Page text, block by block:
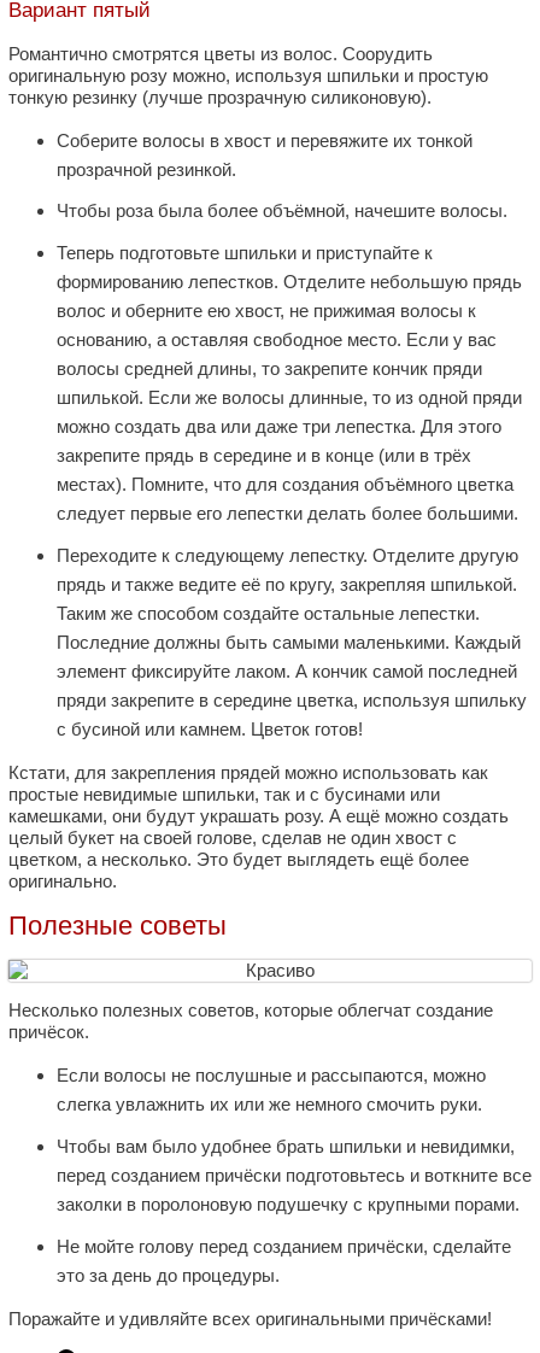
Вариант пятый
Романтично смотрятся цветы из волос. Соорудить
оригинальную розу можно, используя шпильки и простую
тонкую резинку (лучше прозрачную силиконовую).
Соберите волосы в хвост и перевяжите их тонкой
прозрачной резинкой.
Чтобы роза была более объёмной, начешите волосы.
Теперь подготовьте шпильки и приступайте к
формированию лепестков. Отделите небольшую прядь
волос и оберните ею хвост, не прижимая волосы к
основанию, а оставляя свободное место. Если у вас
волосы средней длины, то закрепите кончик пряди
шпилькой. Если же волосы длинные, то из одной пряди
можно создать два или даже три лепестка. Для этого
закрепите прядь в середине и в конце (или в трёх
местах). Помните, что для создания объёмного цветка
следует первые его лепестки делать более большими.
Переходите к следующему лепестку. Отделите другую
прядь и также ведите её по кругу, закрепляя шпилькой.
Таким же способом создайте остальные лепестки.
Последние должны быть самыми маленькими. Каждый
элемент фиксируйте лаком. А кончик самой последней
пряди закрепите в середине цветка, используя шпильку
с бусиной или камнем. Цветок готов!
Кстати, для закрепления прядей можно использовать как
простые невидимые шпильки, так и с бусинами или
камешками, они будут украшать розу. А ещё можно создать
целый букет на своей голове, сделав не один хвост с
цветком, а несколько. Это будет выглядеть ещё более
оригинально.
Полезные советы
Несколько полезных советов, которые облегчат создание
причёсок.
Если волосы не послушные и рассыпаются, можно
слегка увлажнить их или же немного смочить руки.
Чтобы вам было удобнее брать шпильки и невидимки,
перед созданием причёски подготовьтесь и воткните все
заколки в поролоновую подушечку с крупными порами.
Не мойте голову перед созданием причёски, сделайте
это за день до процедуры.
Поражайте и удивляйте всех оригинальными причёсками!